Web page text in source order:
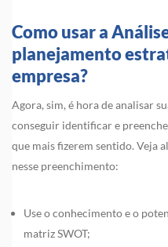
Como usar a
planejamento
empresa?
Agora, sim, é hora de analisar
conseguir identificar e
que mais fizerem sentido. Veja
nesse preenchimento:
Use o conhecimento e o
matriz SWOT;